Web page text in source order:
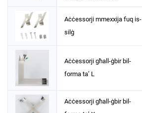
Aċċessorji mmexxija fuq is-
silġ
Aċċessorji għall-ġbir bil-
forma ta’ L
Aċċessorji għall-ġbir bil-